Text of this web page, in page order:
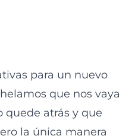
para un nuevo
que nos vaya
quede atrás y que
la única manera